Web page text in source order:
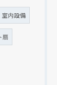
室内設備
扇